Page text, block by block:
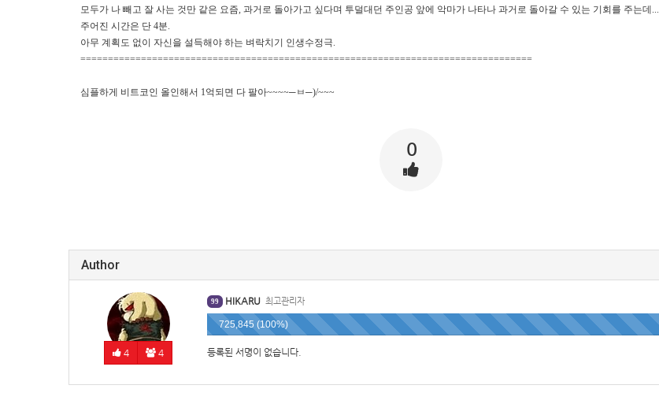
모두가 나 빼고 잘 사는 것만 같은 요즘, 과거로 돌아가고 싶다며 투덜대던 주인공 앞에 악마가 나타나 과거로 돌아갈 수 있는 기회를 주는데...
주어진 시간은 단 4분.
아무 계획도 없이 자신을 설득해야 하는 벼락치기 인생수정극.
==================================================================================
심플하게 비트코인 올인해서 1억되면 다 팔아~~~~─ㅂ─)/~~~
0
Author
4 4
99 HIKARU 최고관리자
725,845 (100%)
등록된 서명이 없습니다.